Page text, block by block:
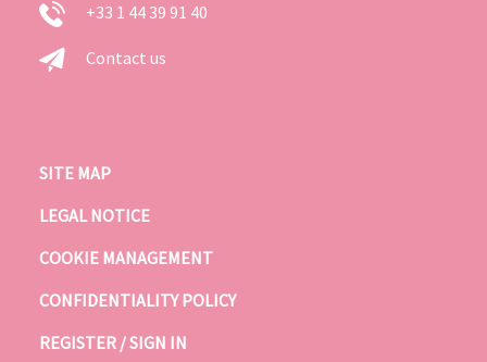
+33 1 44 39 91 40
Contact us
SITE MAP
LEGAL NOTICE
COOKIE MANAGEMENT
CONFIDENTIALITY POLICY
REGISTER / SIGN IN